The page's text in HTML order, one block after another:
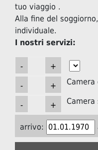
tuo viaggio .
Alla fine del
individuale.
I nostri servizi:
Camera
Camera
arrivo: